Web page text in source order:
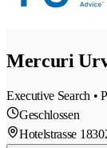
Mercuri
Executive Search •
Geschlossen
Hotelstrasse 1